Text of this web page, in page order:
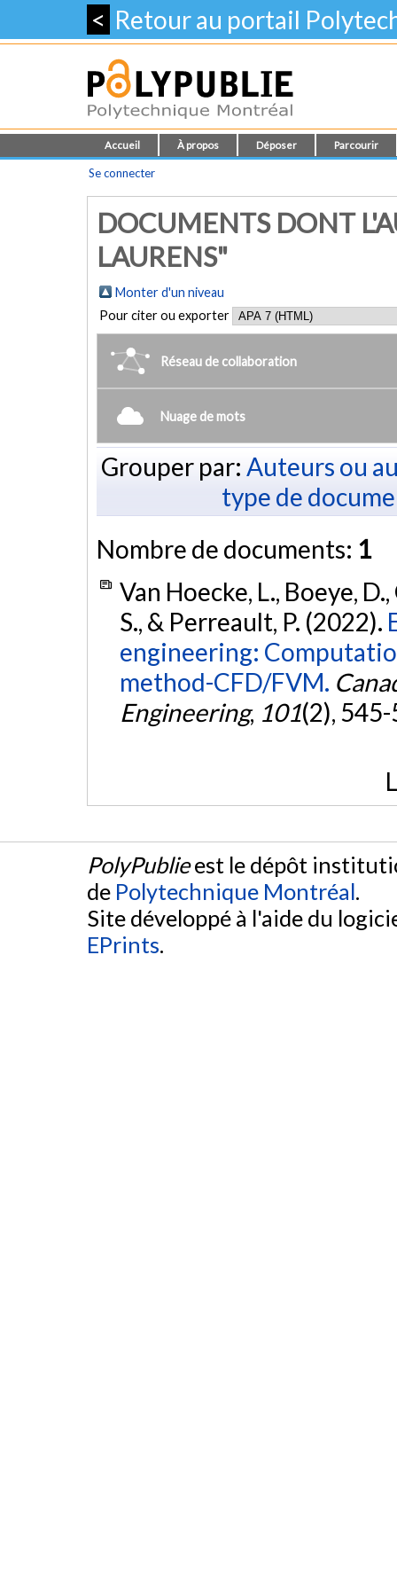
< Retour au portail
Accueil À propos Déposer Parcourir
Se connecter
DOCUMENTS DONT
LAURENS"
Monter d'un niveau
Pour citer ou exporter
Réseau de collaboration
Nuage de mots
Grouper par: Auteurs ou
type de
Nombre de documents: 1
Van Hoecke, L., Boeye,
S., & Perreault, P. (2022).
engineering:
method-CFD/FVM.
Engineering, 101(2),
PolyPublieest le dépôt
de Polytechnique Montréal.
Site développé à l'aide du
EPrints.